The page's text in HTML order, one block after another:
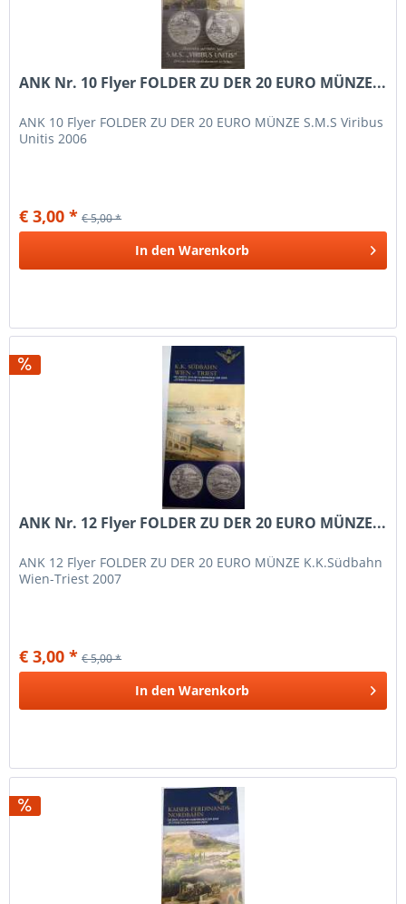
ANK Nr. 10 Flyer FOLDER ZU DER 20 EURO MÜNZE...
ANK 10 Flyer FOLDER ZU DER 20 EURO MÜNZE S.M.S Viribus
Unitis 2006
€ 3,00 * € 5,00 *
In den Warenkorb
ANK Nr. 12 Flyer FOLDER ZU DER 20 EURO MÜNZE...
ANK 12 Flyer FOLDER ZU DER 20 EURO MÜNZE K.K.Südbahn
Wien-Triest 2007
€ 3,00 * € 5,00 *
In den Warenkorb